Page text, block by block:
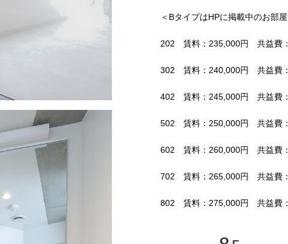
＜BタイプはHPに掲載中のお部
202 賃料：235,000円 共益費
302 賃料：240,000円 共益費
402 賃料：245,000円 共益費
502 賃料：250,000円 共益費
602 賃料：260,000円 共益費
702 賃料：265,000円 共益費
802 賃料：275,000円 共益費